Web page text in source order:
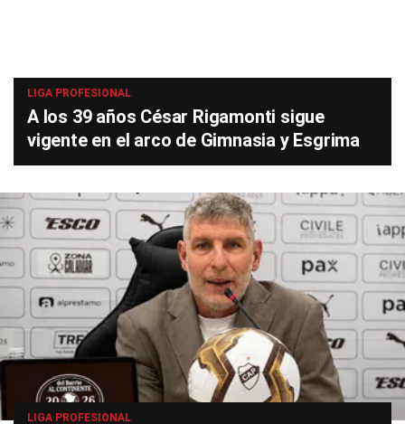
LIGA PROFESIONAL
A los 39 años César Rigamonti sigue
vigente en el arco de Gimnasia y Esgrima
LIGA PROFESIONAL